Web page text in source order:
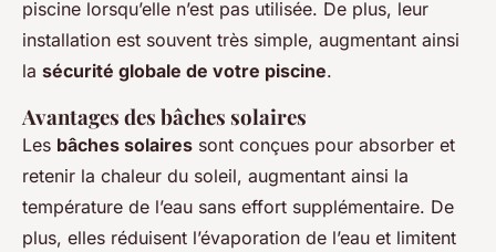
piscine lorsqu’elle n’est pas utilisée. De plus, leur
installation est souvent très simple, augmentant ainsi
la sécurité globale de votre piscine.
Avantages des bâches solaires
Les bâches solaires sont conçues pour absorber et
retenir la chaleur du soleil, augmentant ainsi la
température de l’eau sans effort supplémentaire. De
plus, elles réduisent l’évaporation de l’eau et limitent